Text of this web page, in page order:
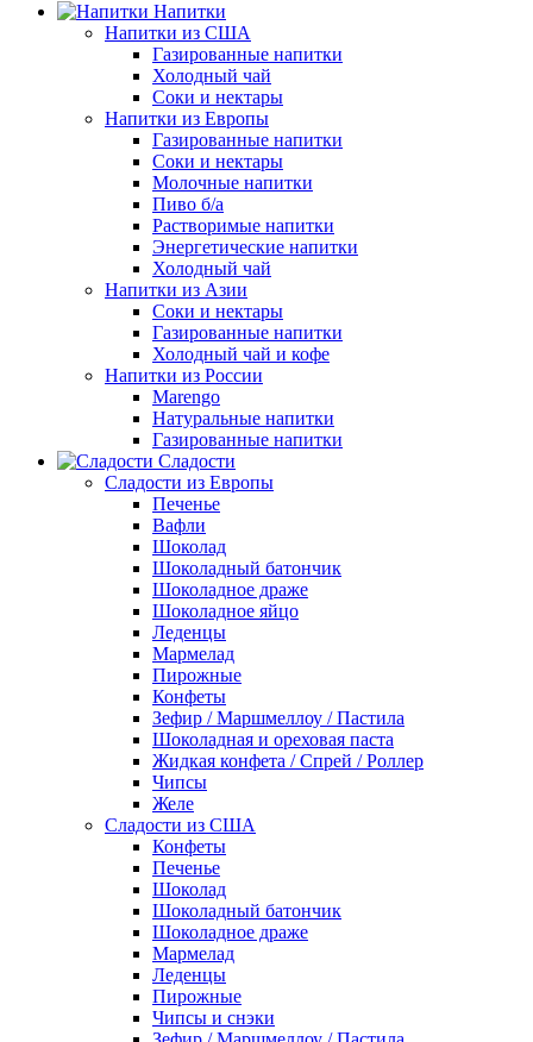
Напитки
Напитки из США
Газированные напитки
Холодный чай
Соки и нектары
Напитки из Европы
Газированные напитки
Соки и нектары
Молочные напитки
Пиво б/а
Растворимые напитки
Энергетические напитки
Холодный чай
Напитки из Азии
Соки и нектары
Газированные напитки
Холодный чай и кофе
Напитки из России
Marengo
Натуральные напитки
Газированные напитки
Сладости
Сладости из Европы
Печенье
Вафли
Шоколад
Шоколадный батончик
Шоколадное драже
Шоколадное яйцо
Леденцы
Мармелад
Пирожные
Конфеты
Зефир / Маршмеллоу / Пастила
Шоколадная и ореховая паста
Жидкая конфета / Спрей / Роллер
Чипсы
Желе
Сладости из США
Конфеты
Печенье
Шоколад
Шоколадный батончик
Шоколадное драже
Мармелад
Леденцы
Пирожные
Чипсы и снэки